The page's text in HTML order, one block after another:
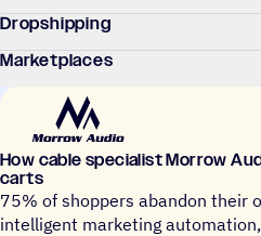
Dropshipping
Marketplaces
How cable specialist Morrow
carts
75% of shoppers abandon their
intelligent marketing